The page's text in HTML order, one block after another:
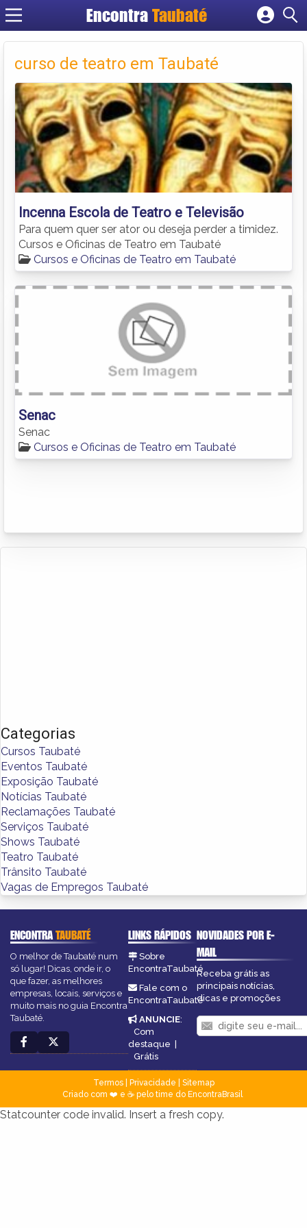
EncontraTaubaté
Cadastrar empresa
Criar conta
curso de teatro em Taubaté
Incenna Escola de Teatro e Televisão
Para quem quer ser ator ou deseja perder a timidez.
Cursos e Oficinas de Teatro em Taubaté
Cursos e Oficinas de Teatro em Taubaté
Senac
Senac
Cursos e Oficinas de Teatro em Taubaté
Categorias
Cursos Taubaté
Eventos Taubaté
Exposição Taubaté
Notícias Taubaté
Reclamações Taubaté
Serviços Taubaté
Shows Taubaté
Teatro Taubaté
Trânsito Taubaté
Vagas de Empregos Taubaté
ENCONTRATAUBATÉ
O melhor de Taubaté num
só lugar! Dicas, onde ir, o
que fazer, as melhores
empresas, locais, serviços e
muito mais no guia Encontra
Taubaté.
LINKS RÁPIDOS
Sobre
EncontraTaubaté
Fale com o
EncontraTaubaté
ANUNCIE:
Com
destaque |
Grátis
NOVIDADES POR E-
MAIL
Receba grátis as
principais notícias,
dicas e promoções
Termos| Privacidade
Sitemap
Criado com ❤️ e ☕ pelo time do EncontraBrasil
Statcounter code invalid. Insert a fresh copy.